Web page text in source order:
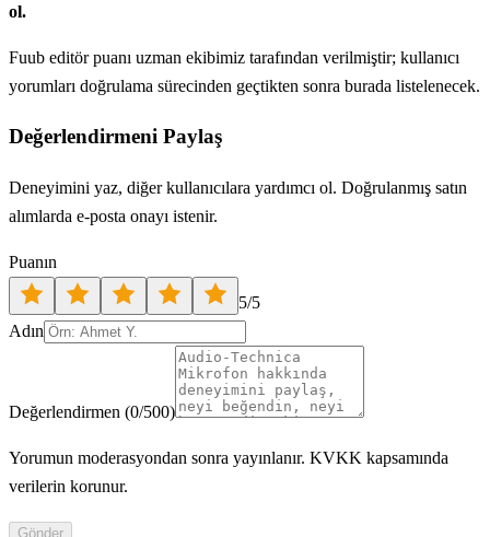
ol.
Fuub editör puanı uzman ekibimiz tarafından verilmiştir; kullanıcı
yorumları doğrulama sürecinden geçtikten sonra burada listelenecek.
Değerlendirmeni Paylaş
Deneyimini yaz, diğer kullanıcılara yardımcı ol. Doğrulanmış satın
alımlarda e-posta onayı istenir.
Puanın
5/5
Adın
Değerlendirmen (0/500)
Yorumun moderasyondan sonra yayınlanır. KVKK kapsamında
verilerin korunur.
Gönder